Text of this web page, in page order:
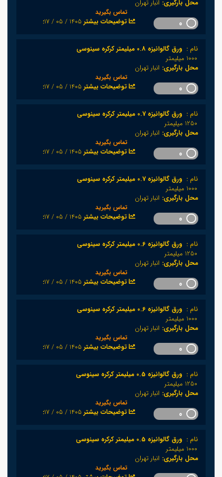
محل بارگیری: انبار تهران
تماس بگیرید
:توضیحات بیشتر1405 / 05 / 17
نام : ورق گالوانیزه 0.8 میلیمتر کرکره سینوسی
1000 میلیمتر
محل بارگیری: انبار تهران
تماس بگیرید
:توضیحات بیشتر1405 / 05 / 17
نام : ورق گالوانیزه 0.7 میلیمتر کرکره سینوسی
1250 میلیمتر
محل بارگیری: انبار تهران
تماس بگیرید
:توضیحات بیشتر1405 / 05 / 17
نام : ورق گالوانیزه 0.7 میلیمتر کرکره سینوسی
1000 میلیمتر
محل بارگیری: انبار تهران
تماس بگیرید
:توضیحات بیشتر1405 / 05 / 17
نام : ورق گالوانیزه 0.6 میلیمتر کرکره سینوسی
1250 میلیمتر
محل بارگیری: انبار تهران
تماس بگیرید
:توضیحات بیشتر1405 / 05 / 17
نام : ورق گالوانیزه 0.6 میلیمتر کرکره سینوسی
1000 میلیمتر
محل بارگیری: انبار تهران
تماس بگیرید
:توضیحات بیشتر1405 / 05 / 17
نام : ورق گالوانیزه 0.5 میلیمتر کرکره سینوسی
1250 میلیمتر
محل بارگیری: انبار تهران
تماس بگیرید
:توضیحات بیشتر1405 / 05 / 17
نام : ورق گالوانیزه 0.5 میلیمتر کرکره سینوسی
1000 میلیمتر
محل بارگیری: انبار تهران
تماس بگیرید